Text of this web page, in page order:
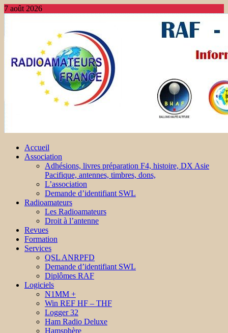
7 août 2026
Accueil
Association
Adhésions, livres préparation F4, histoire, DX Asie
Pacifique, antennes, timbres, dons,
L’association
Demande d’identifiant SWL
Radioamateurs
Les Radioamateurs
Droit à l’antenne
Revues
Formation
Services
QSL ANRPFD
Demande d’identifiant SWL
Diplômes RAF
Logiciels
N1MM +
Win REF HF – THF
Logger 32
Ham Radio Deluxe
Hamsphère